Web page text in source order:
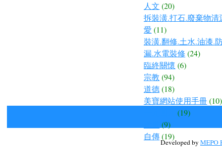
人文 (20)
拆裝潢.打石.廢棄物清
愛 (11)
裝潢.翻修.土水.油漆.
漏.水電裝修 (24)
臨終關懷 (6)
宗教 (94)
道德(18)
美寶網站使用手冊(10)
(19)
(9)
自傳(19)
Developed by MEPO